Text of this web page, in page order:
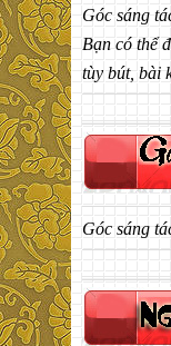
Góc sáng
Bạn có thể
tùy bút, bài
Góc sáng